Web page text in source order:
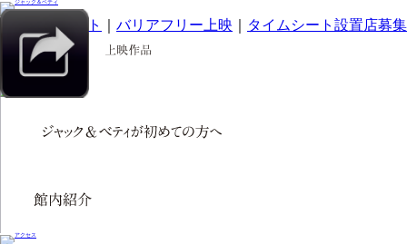
｜ スマホサイト バリアフリー上映 タイムシート設置店募集